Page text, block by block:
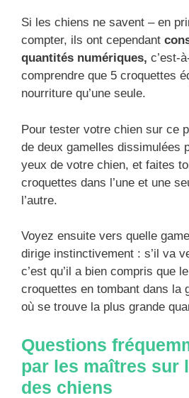
Si les chiens ne savent – en
compter, ils ont cependant
quantités numériques, c’est-
comprendre que 5 croquettes
nourriture qu’une seule.
Pour tester votre chien sur ce
de deux gamelles dissimulées
yeux de votre chien, et faites
croquettes dans l’une et une
l’autre.
Voyez ensuite vers quelle
dirige instinctivement : s’il va
c’est qu’il a bien compris que
croquettes en tombant dans la
où se trouve la plus grande
Questions
par les maîtres sur
des chiens